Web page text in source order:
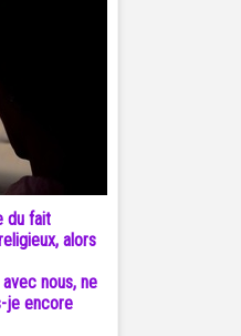
du fait
alors
nous, ne
je encore